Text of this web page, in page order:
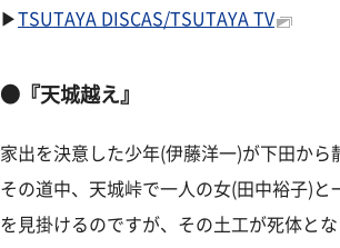
▶TSUTAYA DISCAS/TSUTAYA TV
●『天城越え』
家出を決意した少年(伊藤洋一)が下田から
その道中、天城峠で一人の女(田中裕子)
を見掛けるのですが、その土工が死体と